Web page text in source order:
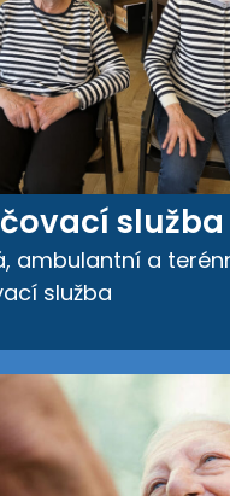
služba
ambulantní a
služba